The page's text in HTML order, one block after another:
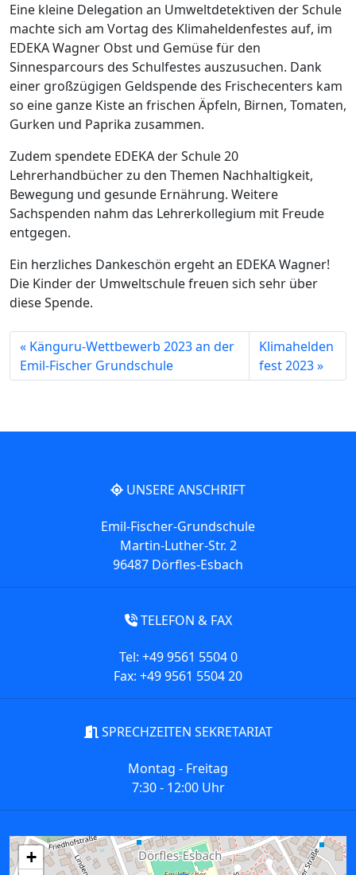
Eine kleine Delegation an Umweltdetektiven der Schule
machte sich am Vortag des Klimaheldenfestes auf, im
EDEKA Wagner Obst und Gemüse für den
Sinnesparcours des Schulfestes auszusuchen. Dank
einer großzügigen Geldspende des Frischecenters kam
so eine ganze Kiste an frischen Äpfeln, Birnen, Tomaten,
Gurken und Paprika zusammen.
Zudem spendete EDEKA der Schule 20
Lehrerhandbücher zu den Themen Nachhaltigkeit,
Bewegung und gesunde Ernährung. Weitere
Sachspenden nahm das Lehrerkollegium mit Freude
entgegen.
Ein herzliches Dankeschön ergeht an EDEKA Wagner!
Die Kinder der Umweltschule freuen sich sehr über
diese Spende.
Känguru-Wettbewerb 2023 an der
Emil-Fischer Grundschule
Klimahelden
fest 2023
UNSERE ANSCHRIFT
Emil-Fischer-Grundschule
Martin-Luther-Str. 2
96487 Dörfles-Esbach
TELEFON & FAX
Tel: +49 9561 5504 0
Fax: +49 9561 5504 20
SPRECHZEITEN SEKRETARIAT
Montag - Freitag
7:30 - 12:00 Uhr
+